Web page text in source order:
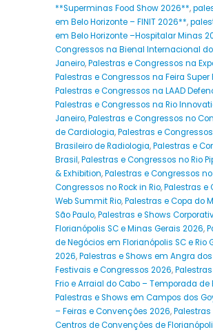
**Superminas Food Show 2026**,
em Belo Horizonte – FINIT 2026**,
em Belo Horizonte –Hospitalar Minas
Congressos na Bienal Internacional do
Janeiro,Palestras e Congressos na
Palestras e Congressos na Feira Super
Palestras e Congressos na LAAD
Palestras e Congressos na Rio
Janeiro,Palestras e Congressos no
de Cardiologia,Palestras e
Brasileiro de Radiologia,Palestras e
Brasil,Palestras e Congressos no Rio
& Exhibition,Palestras e Congressos no
Congressos no Rock in Rio,Palestras e
Web Summit Rio,Palestras e Copa do
São Paulo,Palestras e Shows
Florianópolis SC e Minas Gerais 2026,
de Negócios em Florianópolis SC e Rio
2026,Palestras e Shows em Angra dos
Festivais e Congressos 2026,
Frio e Arraial do Cabo – Temporada de
Palestras e Shows em Campos dos
– Feiras e Convenções 2026,
Centros de Convenções de